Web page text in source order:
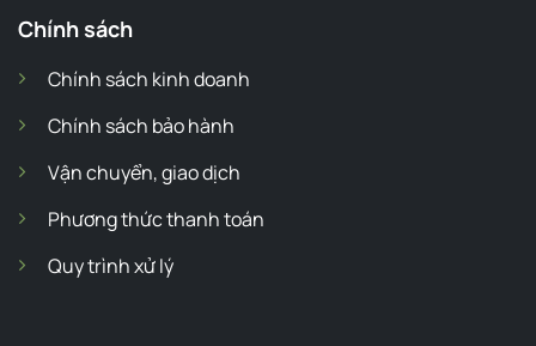
Chính sách
Chính sách kinh doanh
Chính sách bảo hành
Vận chuyển, giao dịch
Phương thức thanh toán
Quy trình xử lý